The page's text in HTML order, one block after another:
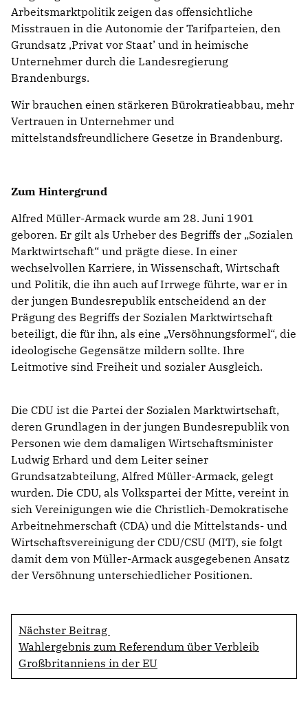
Arbeitsmarktpolitik zeigen das offensichtliche
Misstrauen in die Autonomie der Tarifparteien, den
Grundsatz ,Privat vor Staat’ und in heimische
Unternehmer durch die Landesregierung
Brandenburgs.
Wir brauchen einen stärkeren Bürokratieabbau, mehr
Vertrauen in Unternehmer und
mittelstandsfreundlichere Gesetze in Brandenburg.
Zum Hintergrund
Alfred Müller-Armack wurde am 28. Juni 1901
geboren. Er gilt als Urheber des Begriffs der „Sozialen
Marktwirtschaft“ und prägte diese. In einer
wechselvollen Karriere, in Wissenschaft, Wirtschaft
und Politik, die ihn auch auf Irrwege führte, war er in
der jungen Bundesrepublik entscheidend an der
Prägung des Begriffs der Sozialen Marktwirtschaft
beteiligt, die für ihn, als eine „Versöhnungsformel“, die
ideologische Gegensätze mildern sollte. Ihre
Leitmotive sind Freiheit und sozialer Ausgleich.
Die CDU ist die Partei der Sozialen Marktwirtschaft,
deren Grundlagen in der jungen Bundesrepublik von
Personen wie dem damaligen Wirtschaftsminister
Ludwig Erhard und dem Leiter seiner
Grundsatzabteilung, Alfred Müller-Armack, gelegt
wurden. Die CDU, als Volkspartei der Mitte, vereint in
sich Vereinigungen wie die Christlich-Demokratische
Arbeitnehmerschaft (CDA) und die Mittelstands- und
Wirtschaftsvereinigung der CDU/CSU (MIT), sie folgt
damit dem von Müller-Armack ausgegebenen Ansatz
der Versöhnung unterschiedlicher Positionen.
Nächster Beitrag
Wahlergebnis zum Referendum über Verbleib
Großbritanniens in der EU